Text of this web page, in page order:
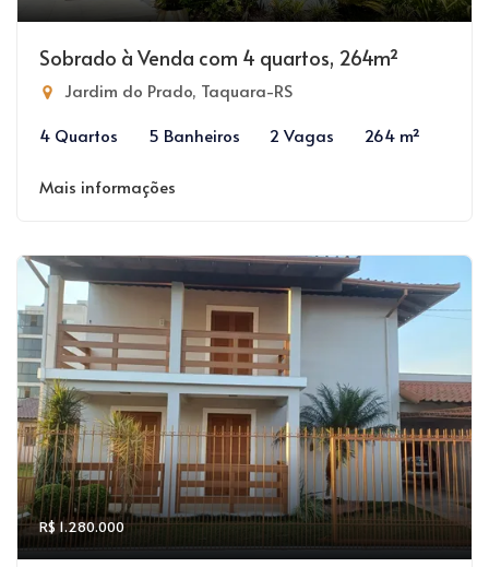
Sobrado à Venda com 4 quartos, 264m²
Jardim do Prado, Taquara-RS
4 Quartos
5 Banheiros 2 Vagas 264 m²
Mais informações
R$ 1.280.000